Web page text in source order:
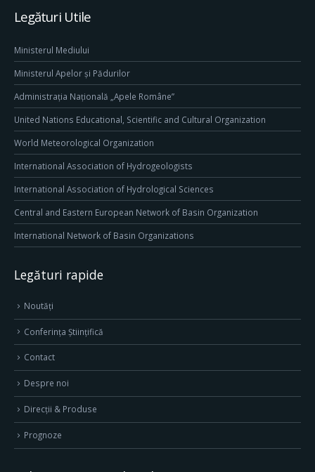
Legături Utile
Ministerul Mediului
Ministerul Apelor și Pădurilor
Administrația Națională „Apele Române”
United Nations Educational, Scientific and Cultural Organization
World Meteorological Organization
International Association of Hydrogeologists
International Association of Hydrological Sciences
Central and Eastern European Network of Basin Organization
International Network of Basin Organizations
Legături rapide
Noutăți
Conferința Științifică
Contact
Despre noi
Direcţii & Produse
Prognoze